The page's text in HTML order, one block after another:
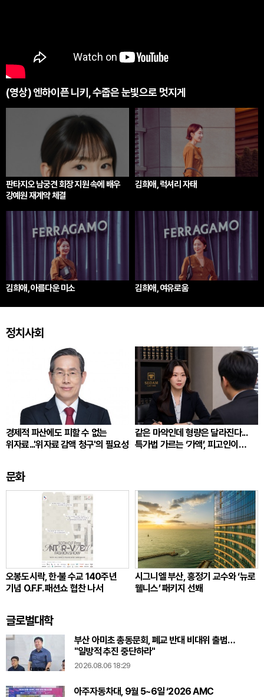
(영상) 엔하이픈 니키, 수줍은 눈빛으로 멋지게
판타지오 남궁견 회장 지원 속에 배우
강예원 재계약 체결
김희애, 럭셔리 자태
김희애, 아름다운 미소 김희애, 여유로움
정치사회
경제적 파산에도 피할 수 없는
위자료...'위자료 감액 청구'의 필요성
같은 마약인데 형량은 달라진다...
특가법 가르는 ‘가액’, 피고인이
문화
오봉도시락, 한·불 수교 140주년
기념 O.F.F. 패션쇼 협찬 나서
시그니엘 부산, 홍정기 교수와 ‘뉴로
웰니스’ 패키지 선봬
글로벌대학
부산 아미초 총동문회, 폐교 반대 비대위 출범…
"일방적 추진 중단하라"
2026.08.06 18:29
아주자동차대, 9월 5~6일 ‘2026 AMC